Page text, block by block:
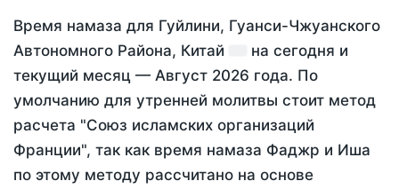
Время намаза для Гуйлини, Гуанси-Чжуанского
Автономного Района, Китай
на сегодня и
текущий месяц — Август 2026 года. По
умолчанию для утренней молитвы стоит метод
расчета "Союз исламских организаций
Франции", так как время намаза Фаджр и Иша
по этому методу рассчитано на основе